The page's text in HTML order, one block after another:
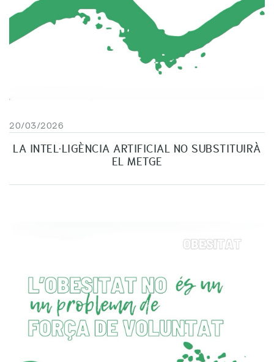
20/03/2026
LA INTEL·LIGÈNCIA ARTIFICIAL NO SUBSTITUIRÀ
EL METGE